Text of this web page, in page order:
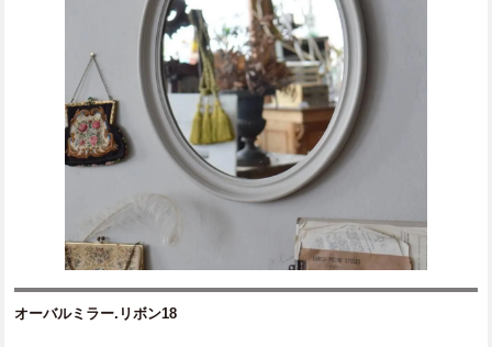
オーバルミラー.リボン18